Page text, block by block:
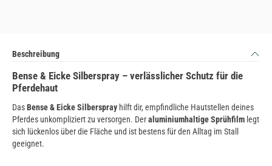
Beschreibung
Bense & Eicke Silberspray – verlässlicher Schutz für die
Pferdehaut
DasBense & Eicke Silberspray hilft dir, empfindliche Hautstellen deines
Pferdes unkompliziert zu versorgen. Deraluminiumhaltige Sprühfilm legt
sich lückenlos über die Fläche und ist bestens für den Alltag im Stall
geeignet.